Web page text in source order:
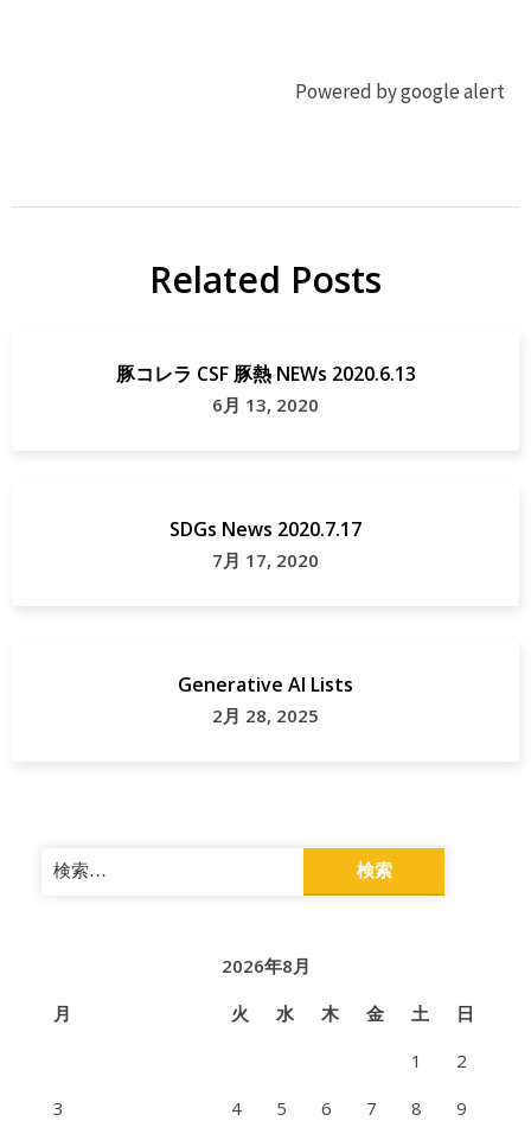
Powered by google alert
Related Posts
豚コレラ CSF 豚熱 NEWs 2020.6.13
6月 13, 2020
SDGs News 2020.7.17
7月 17, 2020
Generative AI Lists
2月 28, 2025
検
索:
2026年8月
月
火 水 木 金 土
日
1
2
3
4 5 6 7 8
9